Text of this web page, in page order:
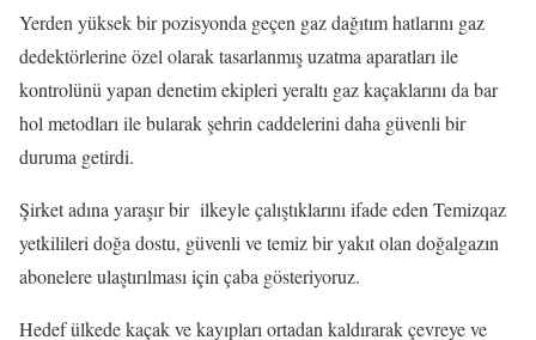
Yerden yüksek bir pozisyonda geçen gaz dağıtım hatlarını gaz
dedektörlerine özel olarak tasarlanmış uzatma aparatları ile
kontrolünü yapan denetim ekipleri yeraltı gaz kaçaklarını da bar
hol metodları ile bularak şehrin caddelerini daha güvenli bir
duruma getirdi.
Şirket adına yaraşır bir ilkeyle çalıştıklarını ifade eden Temizqaz
yetkilileri doğa dostu, güvenli ve temiz bir yakıt olan doğalgazın
abonelere ulaştırılması için çaba gösteriyoruz.
Hedef ülkede kaçak ve kayıpları ortadan kaldırarak çevreye ve